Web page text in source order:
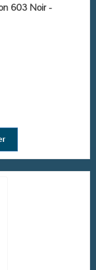
603 Noir -